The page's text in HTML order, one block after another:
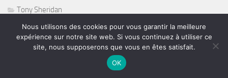
Tony Sheridan
Tourisme
Nous utilisons des cookies pour vous garantir la meilleure
expérience sur notre site web. Si vous continuez à utiliser ce
site, nous supposerons que vous en êtes satisfait.
OK